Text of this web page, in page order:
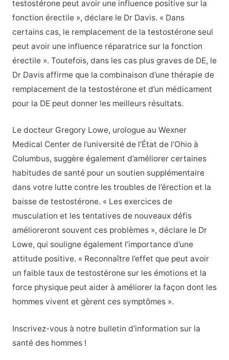
testostérone peut avoir une influence positive sur la
fonction érectile », déclare le Dr Davis. « Dans
certains cas, le remplacement de la testostérone seul
peut avoir une influence réparatrice sur la fonction
érectile ». Toutefois, dans les cas plus graves de DE, le
Dr Davis affirme que la combinaison d’une thérapie de
remplacement de la testostérone et d’un médicament
pour la DE peut donner les meilleurs résultats.
Le docteur Gregory Lowe, urologue au Wexner
Medical Center de l’université de l’État de l’Ohio à
Columbus, suggère également d’améliorer certaines
habitudes de santé pour un soutien supplémentaire
dans votre lutte contre les troubles de l’érection et la
baisse de testostérone. « Les exercices de
musculation et les tentatives de nouveaux défis
amélioreront souvent ces problèmes », déclare le Dr
Lowe, qui souligne également l’importance d’une
attitude positive. « Reconnaître l’effet que peut avoir
un faible taux de testostérone sur les émotions et la
force physique peut aider à améliorer la façon dont les
hommes vivent et gèrent ces symptômes ».
Inscrivez-vous à notre bulletin d’information sur la
santé des hommes !